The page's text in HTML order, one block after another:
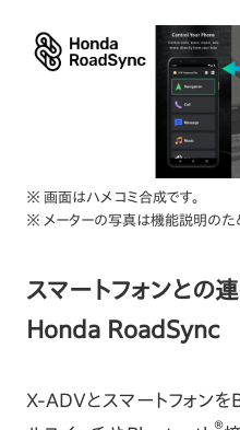
※ 画面はハメコミ合成です。
※ メーターの写真は機能説明のた
スマートフォンとの
Honda RoadSync
X-ADVとスマートフォン